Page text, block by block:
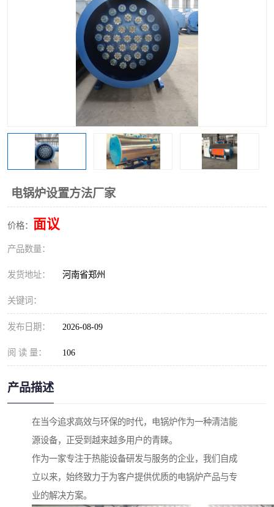
电锅炉设置方法厂家
价格： 面议
产品数量：
发货地址： 河南省郑州
关键词：
发布日期： 2026-08-09
阅 读 量： 106
产品描述
在当今追求高效与环保的时代，电锅炉作为一种清洁能
源设备，正受到越来越多用户的青睐。
作为一家专注于热能设备研发与服务的企业，我们自成
立以来，始终致力于为客户提供优质的电锅炉产品与专
业的解决方案。